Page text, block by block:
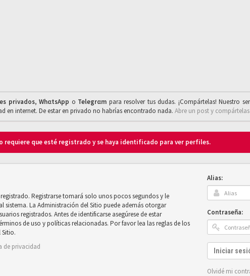
privados,WhαtsApp o Telegrαm para resolver tus dudas. ¡Compártelas! Nuestro
en internet. De estar en privado no habrías encontrado nada. Abre un post y compártelas
requiere que esté registrado y se haya identificado para ver perfiles.
Registrarse tomará solo unos pocos segundos y le
sistema. La Administración del Sitio puede además otorgar
registrados. Antes de identificarse asegúrese de estar
de uso y políticas relacionadas. Por favor lea las reglas de los
de privacidad
Alias:
Contraseña:
Iniciar
Olvidé mi